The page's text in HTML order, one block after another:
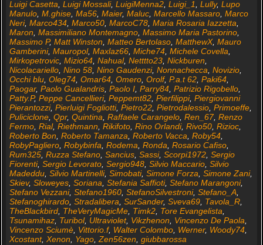
Luigi Casetta Luigi Mossali, LuigiMenna2, Luigi_1 Lully, Lupo
Manulo, M.ghise, Ma56, Maier, Maluc, Marcello Massaro, Marco
Neri, Marco434, Marco50, MarcoC78, Maria Rosaria Iazzetta
Maron Massimiliano Montemagno, Massimo Maria Pastorino,
Massimo P, Matt Winston Matteo Bertolaso, MatthewX, Mauro
Gamberini, Mauropol, Maxlaz66, Miche74, Michele Covella
Mirkopetrovic, Mizio64, Nahual, Netttto23, Nickburen
Nicolacariello, Nino 58, Nino Gaudenzi, Nonnachecca Novizio,
Occhi blu, Oleg74, Omar64, Omero, Orolf, P.a.t 62, Paki64,
Paogar, Paolo Gualandris, Paolo I, Parry84, Patrizio Rigobello,
Patty.P, Peppe Cancellieri, Peppemt82, Pierfilippi, Piergiovanni
Pierantozzi, Pierluigi Fogliotti, Pietro22, Pietrodalessio, Primoeffe,
Puliciclone, Qpr, Quintina Raffaele Carangelo, Ren_67, Renzo
Fermo, Rial, Riethmann Rikifoto, Rino Orlandi, Rivo50, Rizioc,
Roberto Bon Roberto Tamanza Roberto Vacca Roby54,
RobyPagliero, Robybinfa Rodema Ronda Rosario Cafiso,
Rum325, Ruzza Stefano, Sancius, Sassi, Scorpi1972, Sergio
Fiorenti, Sergio Levorato, Sergio948, Silvio Maccario, Silvio
Madeddu, Silvio Martinelli, Simobati, Simone Forza Simone Zani,
Skiev, Sloweyes, Soriana Stefania Saffioti, Stefano Marangoni,
Stefano Vezzani, Stefano1960, StefanoSilvestroni, Stefano_A,
Stefanoghirardo, Stradalibera SurSander, Sveva69, Tavola_R,
TheBlackbird, TheVeryMagicMe, Timk2, Tore Evangelista
Tsunamihaz, Turibol, Ultraviolet, Vikzhenon Vincenzo De Paola
Vincenzo Sciumè, Vittorio.f, Walter Colombo, Werner, Woody74,
Xcostant, Xenon Yago, Zen56zen giubbarossa